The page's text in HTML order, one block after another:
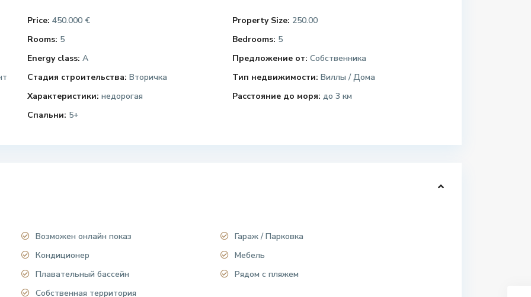
Price: 450.000 € Property Size: 250.00
Rooms: 5 Bedrooms: 5
Energy class: A Предложение от: Собственника
Стадия строительства: Вторичка Тип недвижимости: Виллы / Дома
Характеристики: недорогая Расстояние до моря: до 3 км
Спальни: 5+
Возможен онлайн показ
Гараж / Парковка
Кондиционер
Мебель
Плавательный бассейн
Рядом с пляжем
Собственная территория